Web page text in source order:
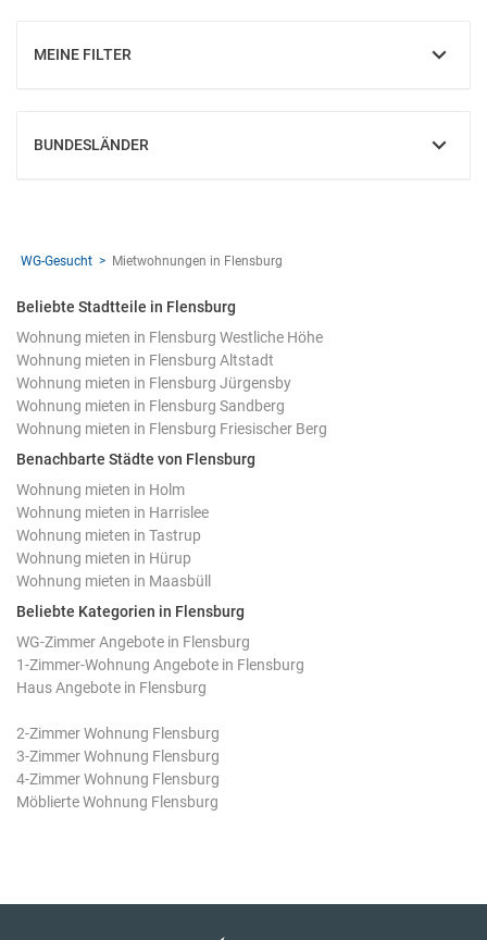
MEINE FILTER
EINBLENDEN
BUNDESLÄNDER
EINBLENDEN
WG-Gesucht Mietwohnungen in Flensburg
Beliebte Stadtteile in Flensburg
Wohnung mieten in Flensburg Westliche Höhe
Wohnung mieten in Flensburg Altstadt
Wohnung mieten in Flensburg Jürgensby
Wohnung mieten in Flensburg Sandberg
Wohnung mieten in Flensburg Friesischer Berg
Benachbarte Städte von Flensburg
Wohnung mieten in Holm
Wohnung mieten in Harrislee
Wohnung mieten in Tastrup
Wohnung mieten in Hürup
Wohnung mieten in Maasbüll
Beliebte Kategorien in Flensburg
WG-Zimmer Angebote in Flensburg
1-Zimmer-Wohnung Angebote in Flensburg
Haus Angebote in Flensburg
2-Zimmer Wohnung Flensburg
3-Zimmer Wohnung Flensburg
4-Zimmer Wohnung Flensburg
Möblierte Wohnung Flensburg